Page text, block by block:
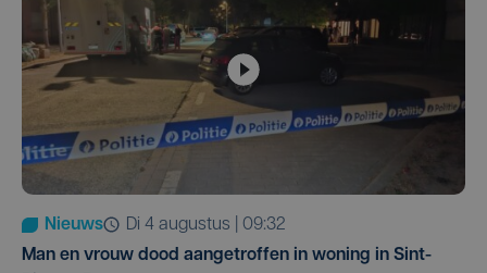
Nieuws
di 4 augustus | 09:32
Man en vrouw dood aangetroffen in woning in Sint-